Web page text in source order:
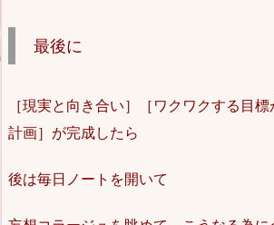
最後に
［現実と向き合い］［ワクワクする目
計画］が完成したら
後は毎日ノートを開いて